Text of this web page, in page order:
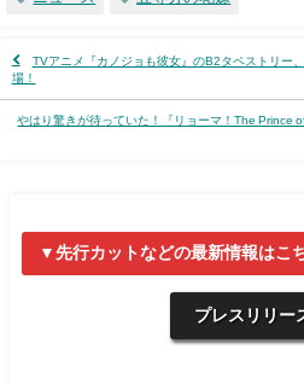
TVアニメ『カノジョも彼女』のB2タペストリー
場！
やはり驚きが待っていた！『リョーマ！The Prince
▼先行カットなどの最新情報はこ
プレスリリー